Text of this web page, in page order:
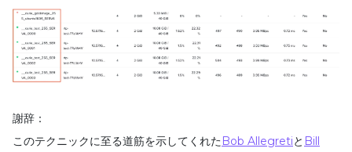
謝辞：
このテクニックに至る道筋を示してくれた Bob Allegretiと Bill